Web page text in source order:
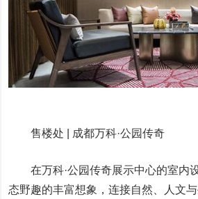
售楼处 | 成都万科·公园传奇
在万科·公园传奇展示中心的室内
态野趣的丰富想象，连接自然、人文